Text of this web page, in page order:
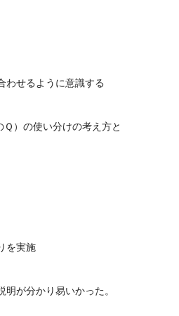
わせるように意識する
）の使い分けの考え方と
を実施
が分かり易いかった。